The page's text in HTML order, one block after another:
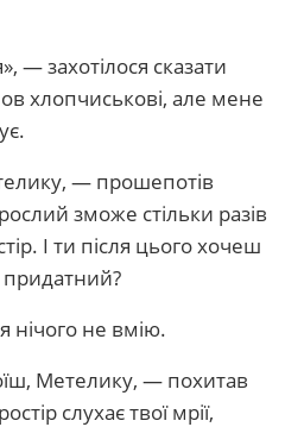
— захотілося сказати
хлопчиськові, але мене
— прошепотів
зможе стільки разів
І ти після цього хочеш
нічого не вмію.
Метелику, — похитав
слухає твої мрії,